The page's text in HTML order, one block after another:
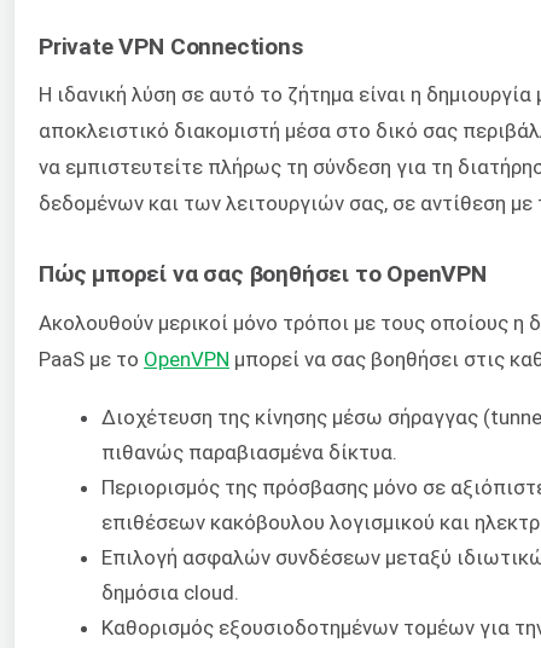
Private VPN Connections
Η ιδανική λύση σε αυτό το ζήτημα είναι η δημιουργία
αποκλειστικό διακομιστή μέσα στο δικό σας
να εμπιστευτείτε πλήρως τη σύνδεση για τη
δεδομένων και των λειτουργιών σας, σε αντίθεση με
Πώς μπορεί να σας βοηθήσει το OpenVPN
Ακολουθούν μερικοί μόνο τρόποι με τους οποίους η
PaaS με το OpenVPN μπορεί να σας βοηθήσει στις
Διοχέτευση της κίνησης μέσω σήραγγας
πιθανώς παραβιασμένα δίκτυα.
Περιορισμός της πρόσβασης μόνο σε
επιθέσεων κακόβουλου λογισμικού και
Επιλογή ασφαλών συνδέσεων μεταξύ
δημόσια cloud.
Καθορισμός εξουσιοδοτημένων τομέων για